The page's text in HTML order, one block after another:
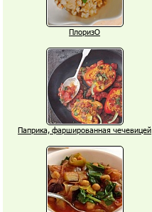
ПлоризО
Паприка, фаршированная чечевицей